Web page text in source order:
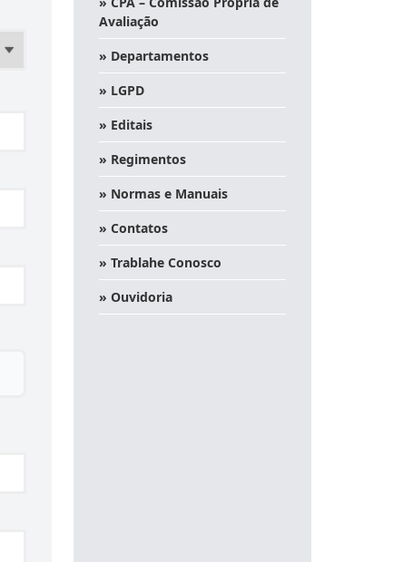
Avaliação
» Departamentos
» LGPD
» Editais
» Regimentos
» Normas e Manuais
» Contatos
» Trablahe Conosco
» Ouvidoria